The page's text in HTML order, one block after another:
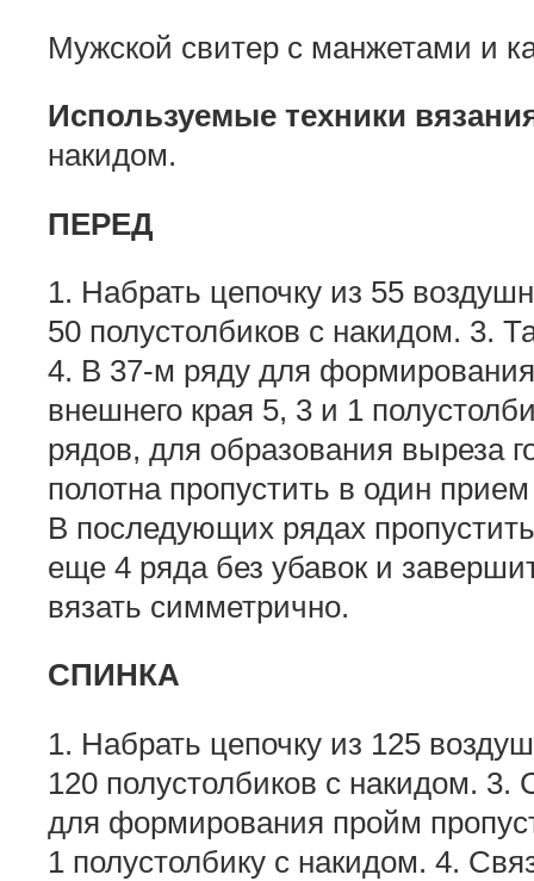
Мужской свитер с манжетами и
Используемые техники
накидом.
ПЕРЕД
1. Набрать цепочку из 55
50 полустолбиков с накидом. 3.
4. В 37-м ряду для
внешнего края 5, 3 и 1
рядов, для образования выреза
полотна пропустить в один
В последующих рядах
еще 4 ряда без убавок и
вязать симметрично.
СПИНКА
1. Набрать цепочку из 125
120 полустолбиков с накидом. 3.
для формирования пройм
1 полустолбику с накидом. 4.